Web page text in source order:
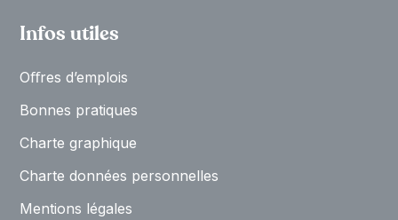
Infos utiles
Oﬀres d’emplois
Bonnes pratiques
Charte graphique
Charte données personnelles
Mentions légales